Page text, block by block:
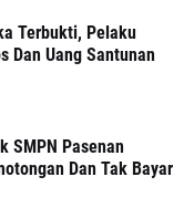
Terbukti, Pelaku
Dan Uang Santunan
SMPN Pasenan
Dan Tak Bayar